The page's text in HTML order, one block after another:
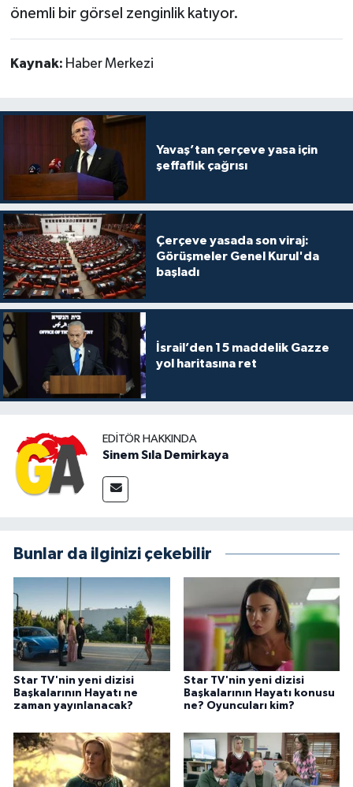
önemli bir görsel zenginlik katıyor.
Kaynak: Haber Merkezi
Yavaş’tan çerçeve yasa için
şeffaflık çağrısı
Çerçeve yasada son viraj:
Görüşmeler Genel Kurul'da
başladı
İsrail’den 15 maddelik Gazze
yol haritasına ret
EDITÖR HAKKINDA
Sinem Sıla Demirkaya
Bunlar da ilginizi çekebilir
Star TV'nin yeni dizisi
Başkalarının Hayatı ne
zaman yayınlanacak?
Star TV'nin yeni dizisi
Başkalarının Hayatı konusu
ne? Oyuncuları kim?